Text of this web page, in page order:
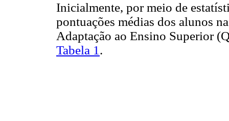
Inicialmente, por meio de
pontuações médias dos alunos
Adaptação ao Ensino Superior
Tabela 1 .